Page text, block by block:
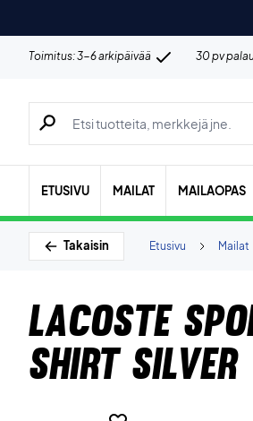
Toimitus: 3-6 arkipäivää 30 pv
Hae tuotteita, merkkejä jne.
ETUSIVU MAILAT MAILAOPAS
Takaisin Mailat
Etusivu
Lacoste
shirt Silver